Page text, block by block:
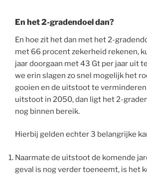
En het 2-gradendoel dan?
En hoe zit het dan met het 2-
met 66 procent zekerheid rekenen,
jaar doorgaan met 43 Gt per jaar uit
we erin slagen zo snel mogelijk het
gooien en de uitstoot te verminderen
uitstoot in 2050, dan ligt het 2-
nog binnen bereik.
Hierbij gelden echter 3 belangrijke
Naarmate de uitstoot de komende
geval is nog verder toeneemt, is het